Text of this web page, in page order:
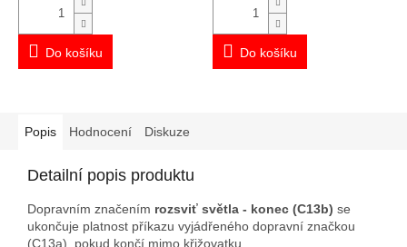
Do košíku Do košíku
Popis Hodnocení Diskuze
Detailní popis produktu
Dopravním značením rozsviť světla - konec (C13b) se
ukončuje platnost příkazu vyjádřeného dopravní značkou
(C13a), pokud končí mimo křižovatku.